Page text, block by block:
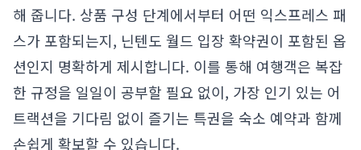
해 줍니다. 상품 구성 단계에서부터 어떤 익스프레스 패
스가 포함되는지, 닌텐도 월드 입장 확약권이 포함된 옵
션인지 명확하게 제시합니다. 이를 통해 여행객은 복잡
한 규정을 일일이 공부할 필요 없이, 가장 인기 있는 어
트랙션을 기다림 없이 즐기는 특권을 숙소 예약과 함께
손쉽게 확보할 수 있습니다.